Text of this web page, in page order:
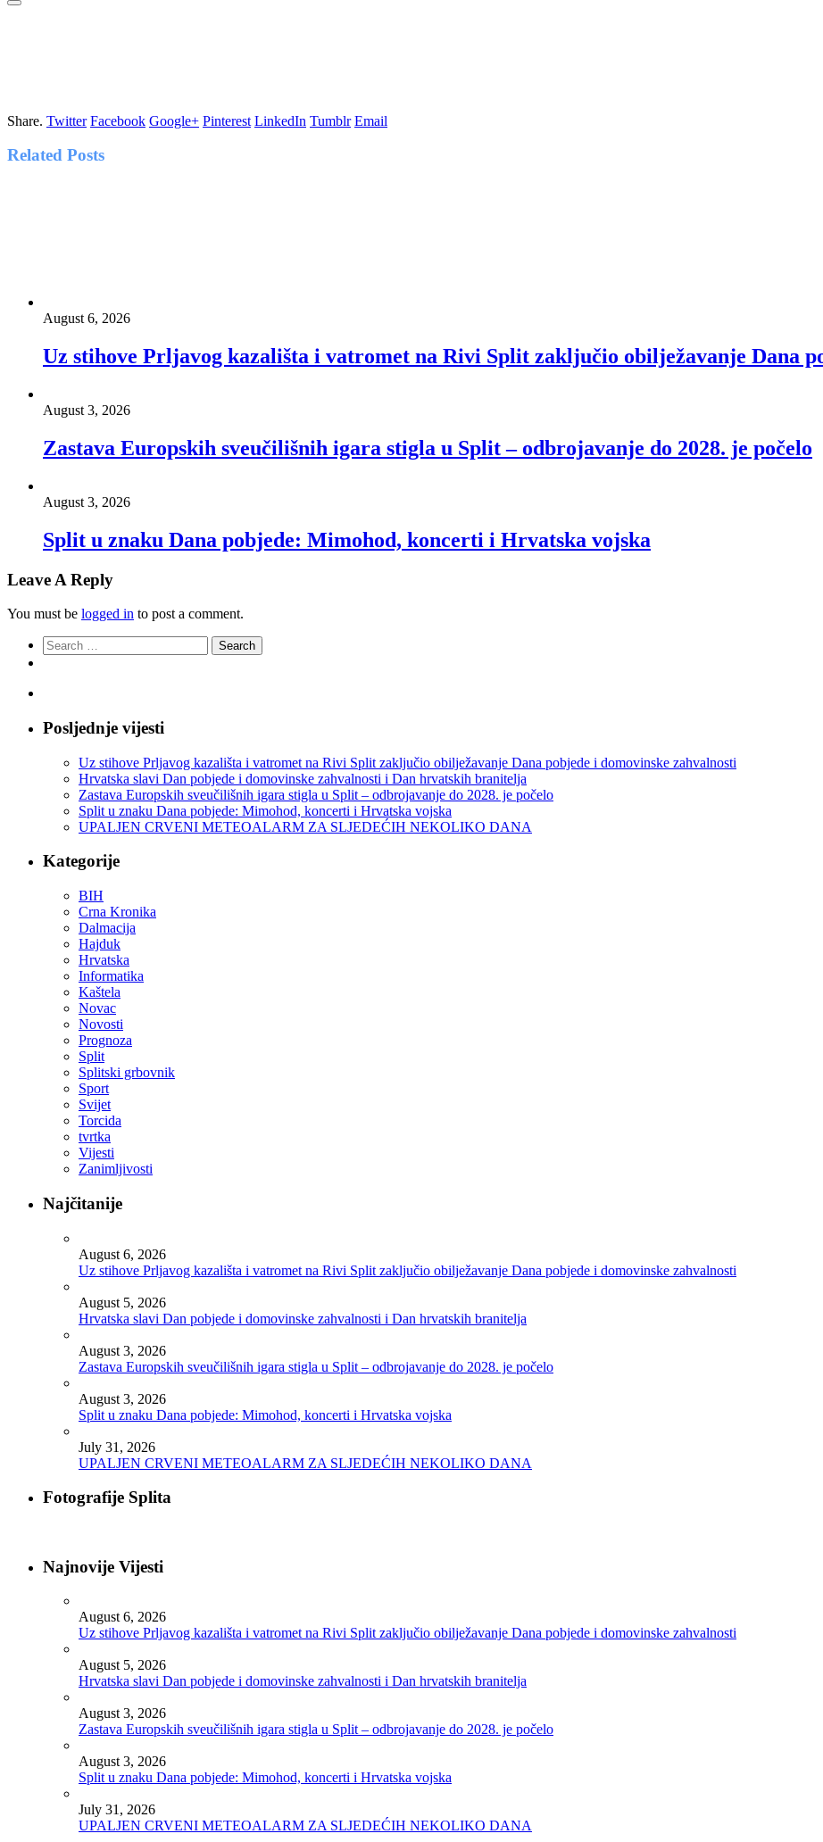
Share. Twitter Facebook Google+ Pinterest LinkedIn Tumblr Email
Related Posts
August 6, 2026
Uz stihove Prljavog kazališta i vatromet na Rivi Split zaključio obilježavanje Dana
August 3, 2026
Zastava Europskih sveučilišnih igara stigla u Split – odbrojavanje do 2028. je počelo
August 3, 2026
Split u znaku Dana pobjede: Mimohod, koncerti i Hrvatska vojska
Leave A Reply
You must be logged in to post a comment.
Search
for:
Posljednje vijesti
Uz stihove Prljavog kazališta i vatromet na Rivi Split zaključio obilježavanje Dana pobjede i domovinske zahvalnosti
Hrvatska slavi Dan pobjede i domovinske zahvalnosti i Dan hrvatskih branitelja
Zastava Europskih sveučilišnih igara stigla u Split – odbrojavanje do 2028. je počelo
Split u znaku Dana pobjede: Mimohod, koncerti i Hrvatska vojska
UPALJEN CRVENI METEOALARM ZA SLJEDEĆIH NEKOLIKO DANA
Kategorije
BIH
Crna Kronika
Dalmacija
Hajduk
Hrvatska
Informatika
Kaštela
Novac
Novosti
Prognoza
Split
Splitski grbovnik
Sport
Svijet
Torcida
tvrtka
Vijesti
Zanimljivosti
Najčitanije
August 6, 2026
Uz stihove Prljavog kazališta i vatromet na Rivi Split zaključio obilježavanje Dana pobjede i domovinske zahvalnosti
August 5, 2026
Hrvatska slavi Dan pobjede i domovinske zahvalnosti i Dan hrvatskih branitelja
August 3, 2026
Zastava Europskih sveučilišnih igara stigla u Split – odbrojavanje do 2028. je počelo
August 3, 2026
Split u znaku Dana pobjede: Mimohod, koncerti i Hrvatska vojska
July 31, 2026
UPALJEN CRVENI METEOALARM ZA SLJEDEĆIH NEKOLIKO DANA
Fotografije Splita
Najnovije Vijesti
August 6, 2026
Uz stihove Prljavog kazališta i vatromet na Rivi Split zaključio obilježavanje Dana pobjede i domovinske zahvalnosti
August 5, 2026
Hrvatska slavi Dan pobjede i domovinske zahvalnosti i Dan hrvatskih branitelja
August 3, 2026
Zastava Europskih sveučilišnih igara stigla u Split – odbrojavanje do 2028. je počelo
August 3, 2026
Split u znaku Dana pobjede: Mimohod, koncerti i Hrvatska vojska
July 31, 2026
UPALJEN CRVENI METEOALARM ZA SLJEDEĆIH NEKOLIKO DANA